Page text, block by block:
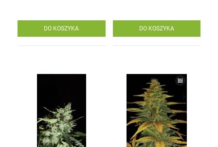
DO KOSZYKA DO KOSZYKA